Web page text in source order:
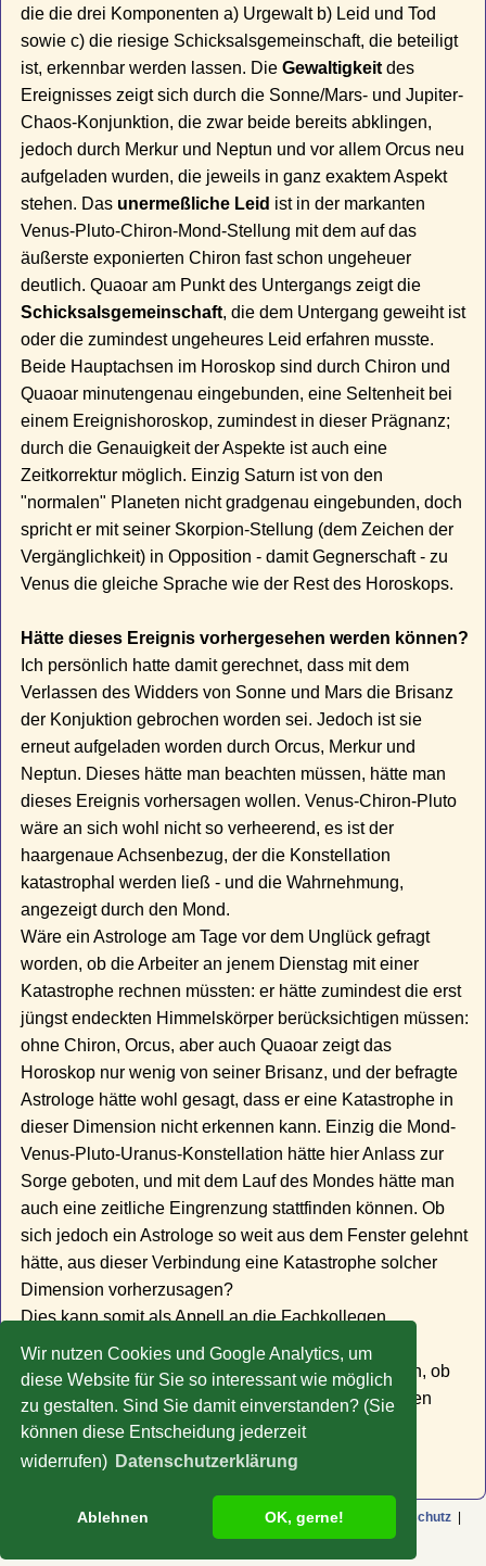
Wir nutzen Cookies und Google Analytics, um
diese Website für Sie so interessant wie möglich
zu gestalten. Sind Sie damit einverstanden? (Sie
können diese Entscheidung jederzeit
widerrufen) Datenschutzerklärung
Ablehnen OK, gerne!
die die drei Komponenten a) Urgewalt b) Leid und Tod
sowie c) die riesige Schicksalsgemeinschaft, die beteiligt
ist, erkennbar werden lassen. DieGewaltigkeit des
Ereignisses zeigt sich durch die Sonne/Mars- und Jupiter-
Chaos-Konjunktion, die zwar beide bereits abklingen,
jedoch durch Merkur und Neptun und vor allem Orcus neu
aufgeladen wurden, die jeweils in ganz exaktem Aspekt
stehen. Das unermeßliche Leid ist in der markanten
Venus-Pluto-Chiron-Mond-Stellung mit dem auf das
äußerste exponierten Chiron fast schon ungeheuer
deutlich. Quaoar am Punkt des Untergangs zeigt die
Schicksalsgemeinschaft, die dem Untergang geweiht ist
oder die zumindest ungeheures Leid erfahren musste.
Beide Hauptachsen im Horoskop sind durch Chiron und
Quaoar minutengenau eingebunden, eine Seltenheit bei
einem Ereignishoroskop, zumindest in dieser Prägnanz;
durch die Genauigkeit der Aspekte ist auch eine
Zeitkorrektur möglich. Einzig Saturn ist von den
"normalen" Planeten nicht gradgenau eingebunden, doch
spricht er mit seiner Skorpion-Stellung (dem Zeichen der
Vergänglichkeit) in Opposition - damit Gegnerschaft - zu
Venus die gleiche Sprache wie der Rest des Horoskops.
Hätte dieses Ereignis vorhergesehen werden können?
Ich persönlich hatte damit gerechnet, dass mit dem
Verlassen des Widders von Sonne und Mars die Brisanz
der Konjuktion gebrochen worden sei. Jedoch ist sie
erneut aufgeladen worden durch Orcus, Merkur und
Neptun. Dieses hätte man beachten müssen, hätte man
dieses Ereignis vorhersagen wollen. Venus-Chiron-Pluto
wäre an sich wohl nicht so verheerend, es ist der
haargenaue Achsenbezug, der die Konstellation
katastrophal werden ließ - und die Wahrnehmung,
angezeigt durch den Mond.
Wäre ein Astrologe am Tage vor dem Unglück gefragt
worden, ob die Arbeiter an jenem Dienstag mit einer
Katastrophe rechnen müssten: er hätte zumindest die erst
jüngst endeckten Himmelskörper berücksichtigen müssen:
ohne Chiron, Orcus, aber auch Quaoar zeigt das
Horoskop nur wenig von seiner Brisanz, und der befragte
Astrologe hätte wohl gesagt, dass er eine Katastrophe in
dieser Dimension nicht erkennen kann. Einzig die Mond-
Venus-Pluto-Uranus-Konstellation hätte hier Anlass zur
Sorge geboten, und mit dem Lauf des Mondes hätte man
auch eine zeitliche Eingrenzung stattfinden können. Ob
sich jedoch ein Astrologe so weit aus dem Fenster gelehnt
hätte, aus dieser Verbindung eine Katastrophe solcher
Dimension vorherzusagen?
Dies kann somit als Appell an die Fachkollegen
verstanden werden, die "Neuen" stärker zu
berücksichtigen, ebenso aber auch darauf zu achten, ob
Verbindungen, deren Höhepunkt bereits überschritten
scheint, durch neue Aspektierungen nochmals
energetisiert werden.
© Copyright 2009-2026 Rolf Liefeld | Impressum|AGB Datenschutz |
bei Facebook|Schamane.Bayern